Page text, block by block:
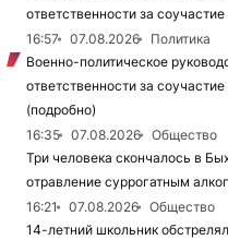
ответственности за
16:57
07.08.2026
Политика
Военно-политическое
ответственности за
(подробно)
16:35
07.08.2026
Общество
Три человека скончалось в
отравление суррогатным
16:21
07.08.2026
Общество
14-летний школьник